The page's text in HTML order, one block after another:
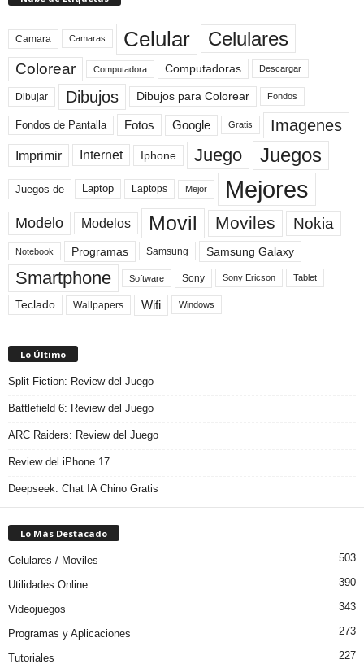
Camara Camaras Celular Celulares
Colorear Computadora Computadoras Descargar
Dibujar Dibujos Dibujos para Colorear Fondos
Fondos de Pantalla Fotos Google Gratis Imagenes
Imprimir Internet Iphone Juego Juegos
Juegos de Laptop Laptops Mejor Mejores
Modelo Modelos Movil Moviles Nokia
Notebook Programas Samsung Samsung Galaxy
Smartphone Software Sony Sony Ericson Tablet
Teclado Wallpapers Wifi Windows
Lo Último
Split Fiction: Review del Juego
Battlefield 6: Review del Juego
ARC Raiders: Review del Juego
Review del iPhone 17
Deepseek: Chat IA Chino Gratis
Lo Más Destacado
Celulares / Moviles 503
Utilidades Online 390
Videojuegos 343
Programas y Aplicaciones 273
Tutoriales 227